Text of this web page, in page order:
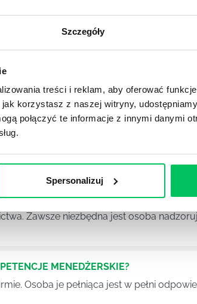
Szczegóły
treści i reklam, aby oferować
korzystasz z naszej witryny,
połączyć te informacje z innymi danymi
Spersonalizuj
W ZWINNEJ METODYCE?
czynności mających na celu
w skład specjalnych zespołów
ZESPOŁU PROJEKTOWEGO?
firmie pojęcie związane z
z nim spotkała.
BRYGADZISTA?
pracowników nie będzie w
Zawsze niezbędna jest osoba
MENEDŻERSKIE?
Osoba je pełniąca jest w pełni